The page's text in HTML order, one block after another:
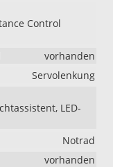
Control
vorhanden
Servolenkung
LED-
Notrad
vorhanden